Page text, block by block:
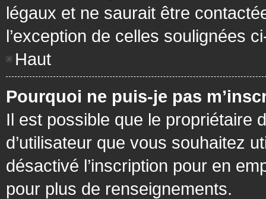
légaux et ne saurait être
l’exception de celles soulignées
Haut
Pourquoi ne puis-je pas
Il est possible que le propriétaire
d’utilisateur que vous souhaitez
désactivé l’inscription pour en
pour plus de renseignements.